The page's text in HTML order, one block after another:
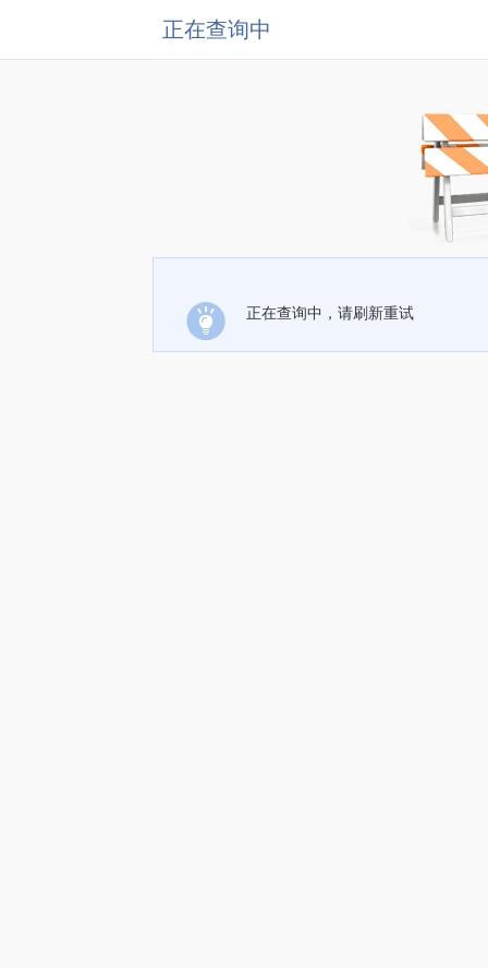
正在查询中
正在查询中，请刷新重试